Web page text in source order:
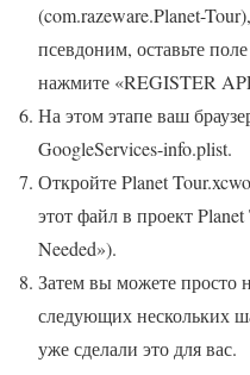
(com.razeware.Planet-
псевдоним, оставьте
нажмите «REGISTER
На этом этапе ваш
GoogleServices-info.plist.
Откройте Planet
этот файл в проект
Needed»).
Затем вы можете просто
следующих нескольких
уже сделали это для вас.